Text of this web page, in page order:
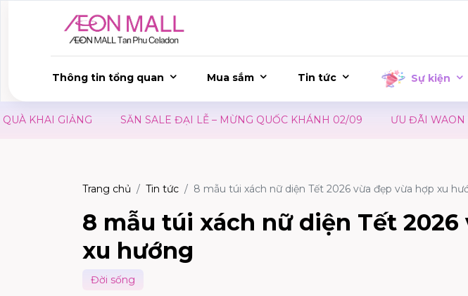
Thông tin tổng quan Mua sắm Tin tức Sự kiện
SĂN SALE ĐẠI LỄ – MỪNG QUỐC KHÁNH 02/09 ƯU ĐÃI WAON TẠI AEONMALL VIỆT
Trang chủ Tin tức 8 mẫu túi xách nữ diện Tết 2026 vừa đẹp vừa hợp xu
8 mẫu túi xách nữ diện Tết 2026
xu hướng
Đời sống